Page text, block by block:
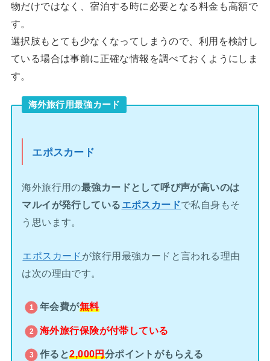
物だけではなく、宿泊する時に必要となる料金も高額で
す。
選択肢もとても少なくなってしまうので、利用を検討し
ている場合は事前に正確な情報を調べておくようにしま
す。
海外旅行用最強カード
エポスカード
海外旅行用の最強カードとして呼び声が高いのは
マルイが発行している エポスカードで私自身もそ
う思います。
エポスカード が旅行用最強カードと言われる理由
は次の理由です。
年会費が無料
海外旅行保険が付帯している
作ると2,000円分ポイントがもらえる